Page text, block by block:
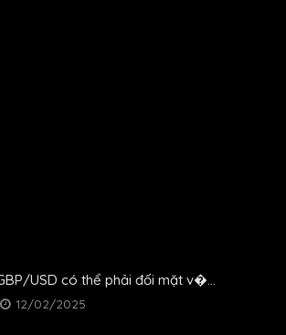
USD có thể phải đối mặt v�...
12/02/2025